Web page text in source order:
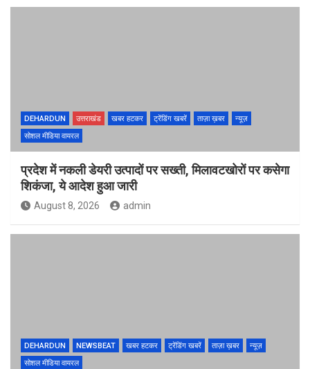
DEHARDUN उत्तराखंड खबर हटकर ट्रेंडिंग खबरें ताज़ा ख़बर
न्यूज़
सोशल मीडिया वायरल
प्रदेश में नकली डेयरी उत्पादों पर सख्ती, मिलावटखोरों पर कसेगा
शिकंजा, ये आदेश हुआ जारी
August 8, 2026 admin
DEHARDUN NEWSBEAT खबर हटकर ट्रेंडिंग खबरें ताज़ा ख़बर
न्यूज़
सोशल मीडिया वायरल